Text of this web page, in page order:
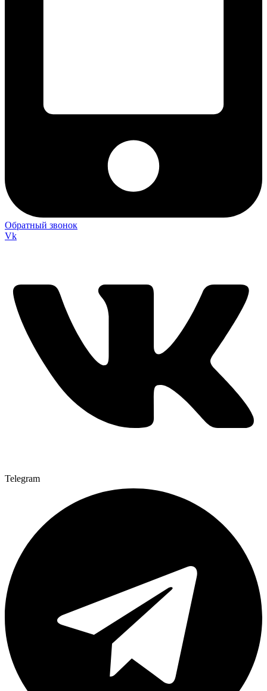
Обратный звонок
Vk
Telegram